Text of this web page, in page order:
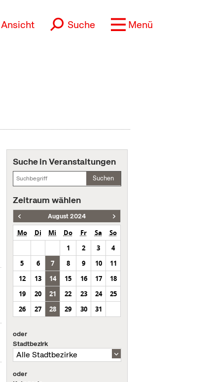
Ansicht Suche Menü
Suche in Veranstaltungen
Suchen
Zeitraum wählen
August 2024
Mo Di Mi Do Fr Sa
So
1
2 3
4
5
6 7 8 9 10
11
12
13 14 15 16 17
18
19
20 21 22 23 24
25
26
27 28 29 30 31
oder
Stadtbezirk
oder